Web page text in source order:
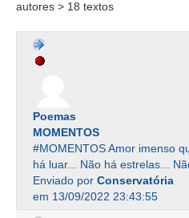
autores > 18 textos
Poemas
MOMENTOS
#MOMENTOS Amor imenso
há luar... Não há estrelas...
Enviado por Conservatória
em 13/09/2022 23:43:55